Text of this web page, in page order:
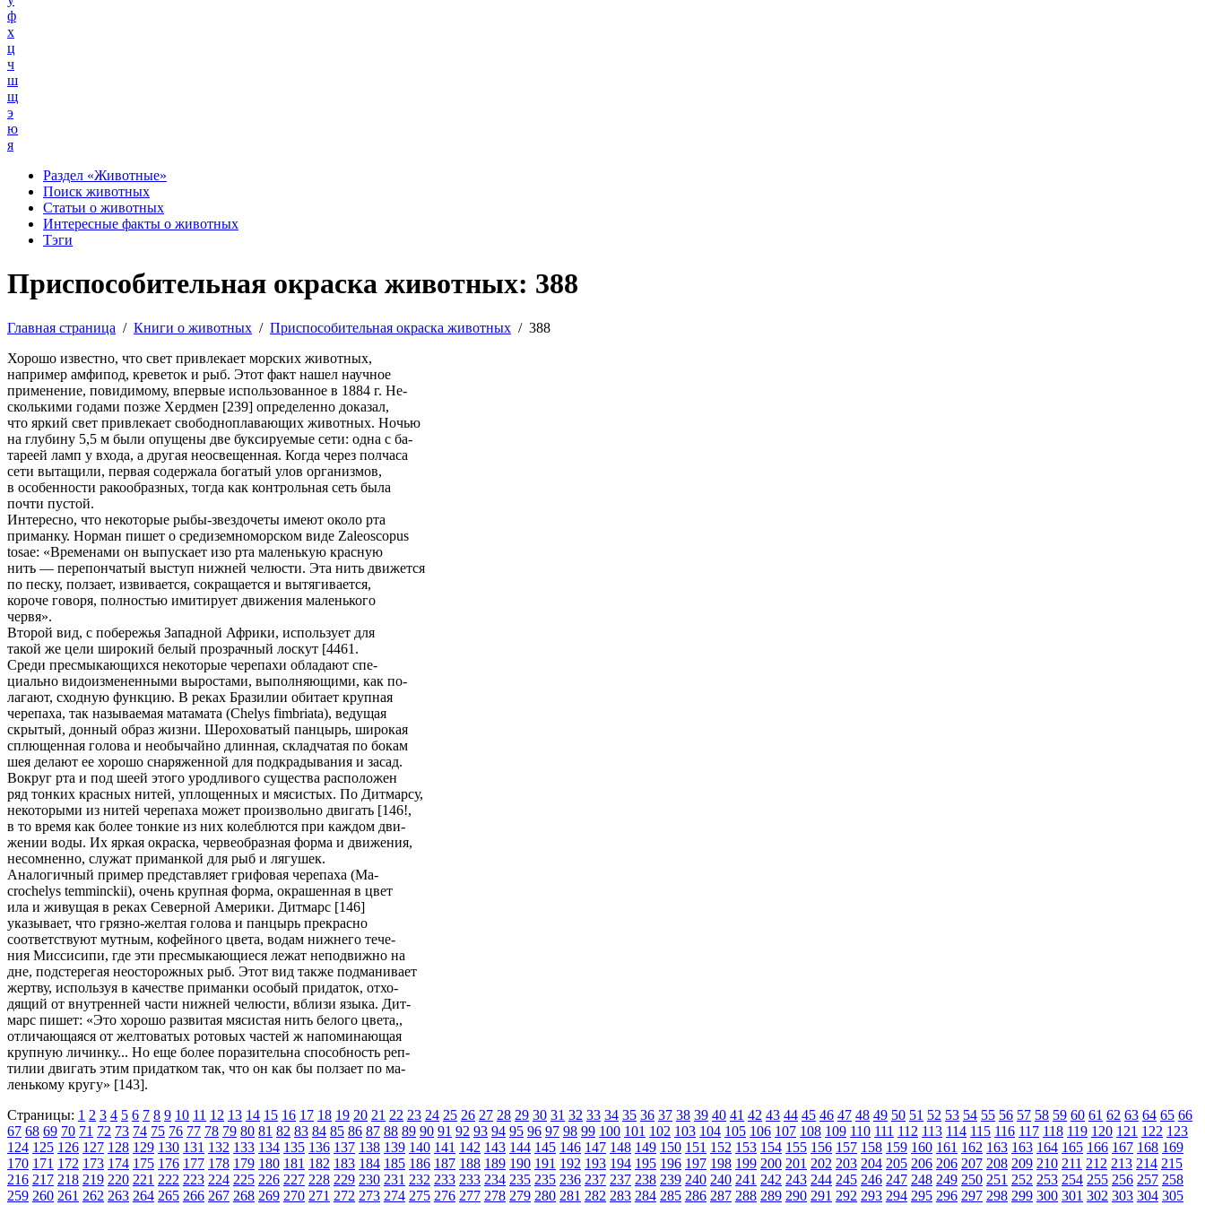
ф
х
ц
ч
ш
щ
э
ю
я
Раздел «Животные»
Поиск животных
Статьи о животных
Интересные факты о животных
Тэги
Приспособительная окраска животных: 388
Главная страница / Книги о животных / Приспособительная окраска животных / 388
Хорошо известно, что свет привлекает морских животных,
например амфипод, креветок и рыб. Этот факт нашел научное
применение, повидимому, впервые использованное в 1884 г. Не-
сколькими годами позже Хердмен [239] определенно доказал,
что яркий свет привлекает свободноплавающих животных. Ночью
на глубину 5,5 м были опущены две буксируемые сети: одна с ба-
тареей ламп у входа, а другая неосвещенная. Когда через полчаса
сети вытащили, первая содержала богатый улов организмов,
в особенности ракообразных, тогда как контрольная сеть была
почти пустой.
Интересно, что некоторые рыбы-звездочеты имеют около рта
приманку. Норман пишет о средиземноморском виде Zaleoscopus
tosae: «Временами он выпускает изо рта маленькую красную
нить — перепончатый выступ нижней челюсти. Эта нить движется
по песку, ползает, извивается, сокращается и вытягивается,
короче говоря, полностью имитирует движения маленького
червя».
Второй вид, с побережья Западной Африки, использует для
такой же цели широкий белый прозрачный лоскут [4461.
Среди пресмыкающихся некоторые черепахи обладают спе-
циально видоизмененными выростами, выполняющими, как по-
лагают, сходную функцию. В реках Бразилии обитает крупная
черепаха, так называемая матамата (Chelys fimbriata), ведущая
скрытый, донный образ жизни. Шероховатый панцырь, широкая
сплющенная голова и необычайно длинная, складчатая по бокам
шея делают ее хорошо снаряженной для подкрадывания и засад.
Вокруг рта и под шеей этого уродливого существа расположен
ряд тонких красных нитей, уплощенных и мясистых. По Дитмарсу,
некоторыми из нитей черепаха может произвольно двигать [146!,
в то время как более тонкие из них колеблются при каждом дви-
жении воды. Их яркая окраска, червеобразная форма и движения,
несомненно, служат приманкой для рыб и лягушек.
Аналогичный пример представляет грифовая черепаха (Ма-
crochelys temminckii), очень крупная форма, окрашенная в цвет
ила и живущая в реках Северной Америки. Дитмарс [146]
указывает, что грязно-желтая голова и панцырь прекрасно
соответствуют мутным, кофейного цвета, водам нижнего тече-
ния Миссисипи, где эти пресмыкающиеся лежат неподвижно на
дне, подстерегая неосторожных рыб. Этот вид также подманивает
жертву, используя в качестве приманки особый придаток, отхо-
дящий от внутренней части нижней челюсти, вблизи языка. Дит-
марс пишет: «Это хорошо развитая мясистая нить белого цвета,,
отличающаяся от желтоватых ротовых частей ж напоминающая
крупную личинку... Но еще более поразительна способность реп-
тилии двигать этим придатком так, что он как бы ползает по ма-
ленькому кругу» [143].
Страницы: 1 2 3 4 5 6 7 8 9 10 11 12 13 14 15 16 17 18 19 20 21 22 23 24 25 26 27 28 29 30 31 32 33 34 35 36 37 38 39 40 41 42 43 44 45 46 47 48 49 50 51 52 53 54 55 56 57 58 59 60 61 62 63 64 65 66
67 68 69 70 71 72 73 74 75 76 77 78 79 80 81 82 83 84 85 86 87 88 89 90 91 92 93 94 95 96 97 98 99 100 101 102 103 104 105 106 107 108 109 110 111 112 113 114 115 116 117 118 119 120 121 122 123
124 125 126 127 128 129 130 131 132 133 134 135 136 137 138 139 140 141 142 143 144 145 146 147 148 149 150 151 152 153 154 155 156 157 158 159 160 161 162 163 163 164 165 166 167 168 169
170 171 172 173 174 175 176 177 178 179 180 181 182 183 184 185 186 187 188 189 190 191 192 193 194 195 196 197 198 199 200 201 202 203 204 205 206 206 207 208 209 210 211 212 213 214 215
216 217 218 219 220 221 222 223 224 225 226 227 228 229 230 231 232 233 233 234 235 235 236 237 237 238 239 240 240 241 242 243 244 245 246 247 248 249 250 251 252 253 254 255 256 257 258
259 260 261 262 263 264 265 266 267 268 269 270 271 272 273 274 275 276 277 278 279 280 281 282 283 284 285 286 287 288 289 290 291 292 293 294 295 296 297 298 299 300 301 302 303 304 305